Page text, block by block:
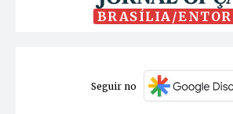
BRASÍLIA/
Seguir no